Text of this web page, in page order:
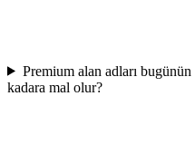
Premium alan adları
kadara mal olur?